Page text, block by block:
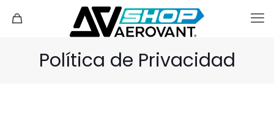
Política de Privacidad